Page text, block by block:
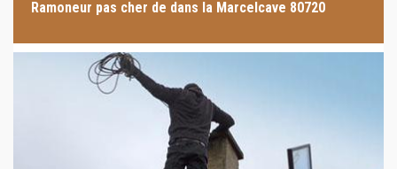
Ramoneur pas cher de dans la Marcelcave 80720